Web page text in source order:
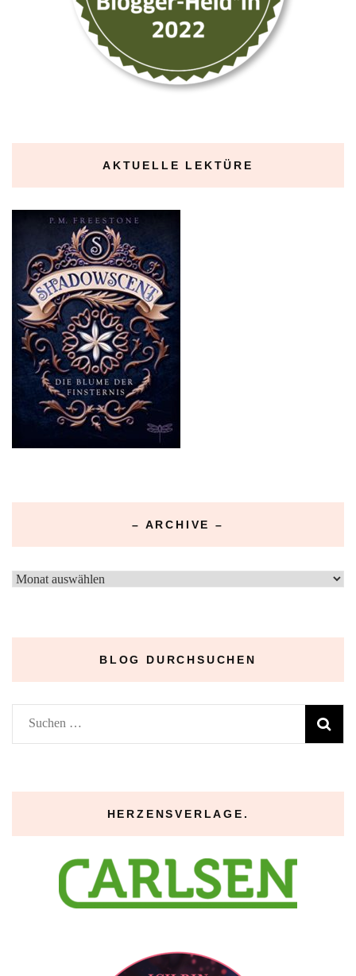
AKTUELLE LEKTÜRE
– ARCHIVE –
–
BLOG DURCHSUCHEN
Suchen
nach:
HERZENSVERLAGE.